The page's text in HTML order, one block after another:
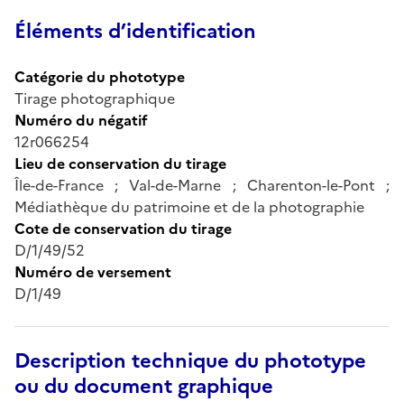
Éléments d’identification
Catégorie du phototype
Tirage photographique
Numéro du négatif
12r066254
Lieu de conservation du tirage
Île-de-France ; Val-de-Marne ; Charenton-le-Pont ;
Médiathèque du patrimoine et de la photographie
Cote de conservation du tirage
D/1/49/52
Numéro de versement
D/1/49
Description technique du phototype
ou du document graphique